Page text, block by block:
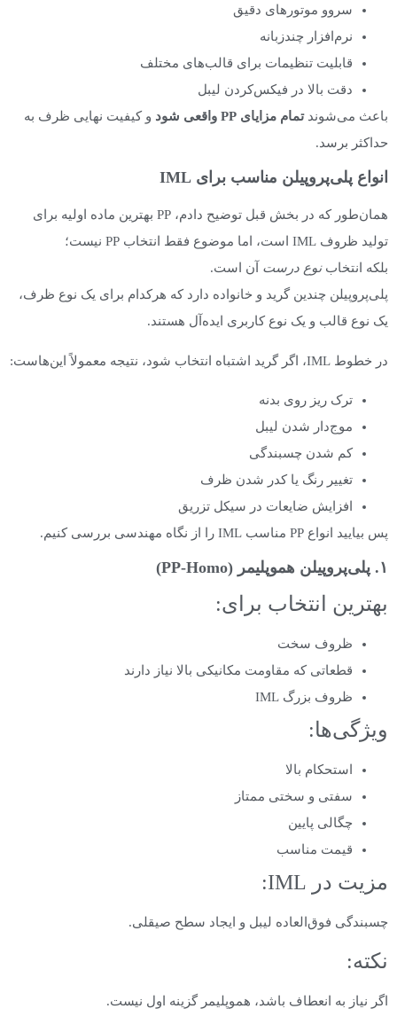
سروو موتورهای دقیق
نرم‌افزار چندزبانه
قابلیت تنظیمات برای قالب‌های مختلف
دقت بالا در فیکس‌کردن لیبل
باعث می‌شوندتمام مزایای واقعی شود و کیفیت نهایی ظرف به
حداکثر برسد.
انواع پلی‌پروپیلن مناسب برای IML
همان‌طور که در بخش قبل توضیح دادم، PP بهترین ماده اولیه برای
تولید ظروف IML است، اما موضوع فقط انتخاب PP نیست؛
بلکه انتخابنوع درست آن است.
پلی‌پروپیلن چندین گرید و خانواده دارد که هرکدام برای یک نوع ظرف،
یک نوع قالب و یک نوع کاربری ایده‌آل هستند.
در خطوط IML، اگر گرید اشتباه انتخاب شود، نتیجه معمولاً این‌هاست:
ترک ریز روی بدنه
موج‌دار شدن لیبل
کم شدن چسبندگی
تغییر رنگ یا کدر شدن ظرف
افزایش ضایعات در سیکل تزریق
پس بیایید انواع PP مناسب IML را از نگاه مهندسی بررسی کنیم.
۱. پلی‌پروپیلن هموپلیمر (PP-Homo)
بهترین انتخاب برای:
ظروف سخت
قطعاتی که مقاومت مکانیکی بالا نیاز دارند
ظروف بزرگ IML
ویژگی‌ها:
استحکام بالا
سفتی و سختی ممتاز
چگالی پایین
قیمت مناسب
مزیت در IML:
چسبندگی فوق‌العاده لیبل و ایجاد سطح صیقلی.
نکته:
اگر نیاز به انعطاف باشد، هموپلیمر گزینه اول نیست.